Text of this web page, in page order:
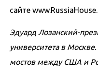
сайте
Эдуард Лозанский-
университета в
мостов между США и